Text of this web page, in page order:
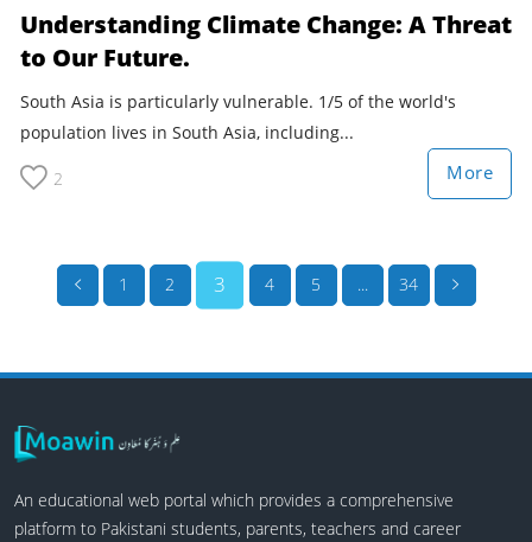
Understanding Climate Change: A Threat
to Our Future.
South Asia is particularly vulnerable. 1/5 of the world's
population lives in South Asia, including...
2 More
1 2 3 4 5 ... 34
An educational web portal which provides a comprehensive
platform to Pakistani students, parents, teachers and career